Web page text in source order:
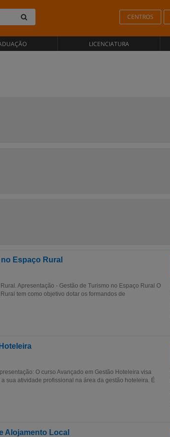
CENTROS
LICENCIATURA
Espaço Rural
Apresentação - Gestão de Turismo no Espaço Rural O
tem como objetivo dotar os formandos de
O curso Avançado em Gestão Hoteleira visa
sua atividade profissional na área da gestão hoteleira. É
Alojamento Local